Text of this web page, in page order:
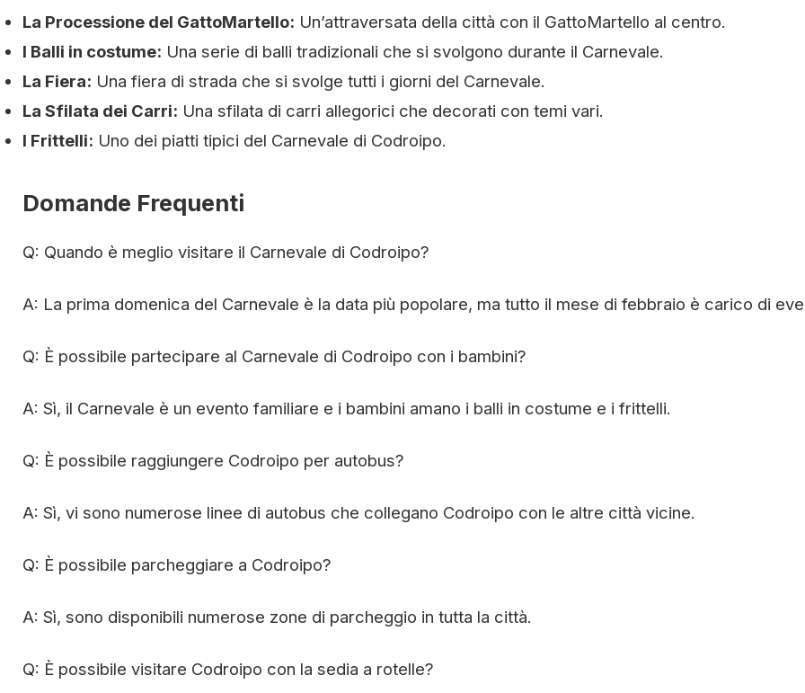
La Processione del GattoMartello: Un’attraversata della città con il GattoMartello al centro.
I Balli in costume: Una serie di balli tradizionali che si svolgono durante il Carnevale.
La Fiera: Una fiera di strada che si svolge tutti i giorni del Carnevale.
La Sfilata dei Carri: Una sfilata di carri allegorici che decorati con temi vari.
I Frittelli: Uno dei piatti tipici del Carnevale di Codroipo.
Domande Frequenti
Q: Quando è meglio visitare il Carnevale di Codroipo?
A: La prima domenica del Carnevale è la data più popolare, ma tutto il mese di febbraio è carico di
Q: È possibile partecipare al Carnevale di Codroipo con i bambini?
A: Sì, il Carnevale è un evento familiare e i bambini amano i balli in costume e i frittelli.
Q: È possibile raggiungere Codroipo per autobus?
A: Sì, vi sono numerose linee di autobus che collegano Codroipo con le altre città vicine.
Q: È possibile parcheggiare a Codroipo?
A: Sì, sono disponibili numerose zone di parcheggio in tutta la città.
Q: È possibile visitare Codroipo con la sedia a rotelle?